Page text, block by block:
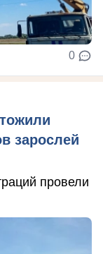
0
зарослей
провели